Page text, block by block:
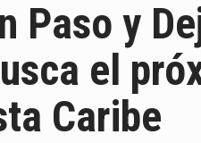
Paso y
el
Caribe